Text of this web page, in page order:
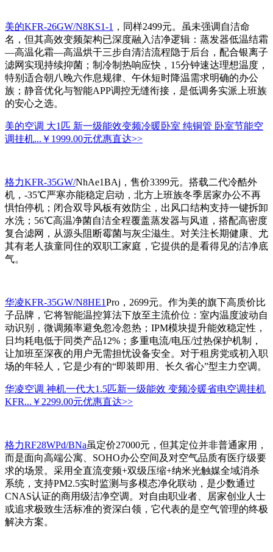
美的KFR-26GW/N8KS1-1 ，同样2499元。虽未强调自洁命
名，但其高效变频架构已深度融入洁净逻辑：蒸发器低温结霜
—高温化霜—高温烘干三步自清洁流程隐于后台，配合银离子
滤网实现持续抑菌；制冷制热响应快，15分钟速达理想温度，
特别适合朝八晚六作息规律、午休短时降温需求明确的办公
族；静音优化与智能APP调控无缝衔接，是低调务实派上班族
的安心之选。
美的空调 大1匹 新一级能效变频冷暖卧室 纯铜管 卧室节能空
调挂机... ￥1999.00元优惠直达>>
格力KFR-35GW/NhAe1BAj，售价3399元。搭载二代冷酷外
机，-35℃严寒亦能稳定启动，北方上班族冬季居家办公不再
惧怕停机；闭合双导风板有效防尘，出风口结构支持一键拆卸
水洗；56℃高温净菌自洁全程覆盖蒸发器与风道，搭配高密度
复合滤网，从源头阻断霉菌与灰尘滋生。对关注长期健康、尤
其有老人孩童同住的双职工家庭，它提供的是看得见的洁净底
气。
华凌KFR-35GW/N8HE1Pro，2699元。作为美的旗下高质价比
子品牌，它将智能温控算法下放至主流价位：室内温度波动自
动识别，微调频率避免忽冷忽热；IPM模块提升能效稳定性，
日均耗电低于同类产品12%；多重电流/电压/过热保护机制，
让加班至深夜的用户无需担忧设备安全。对于租房党或初入职
场的年轻人，它是少有的“即装即用、长久省心”型主力空调。
华凌空调 神机一代大1.5匹新一级能效 变频冷暖省电空调挂机
KFR... ￥2299.00元优惠直达>>
格力RF28WPd/BNa虽定价27000元，但其定位并非普通家用，
而是面向高端公寓、SOHO办公空间及对空气品质有医疗级要
求的场景。采用全直流变频+双级压缩+纳米光触媒全域消杀
系统，支持PM2.5实时监测与多模态净化联动，是少数通过
CNAS认证的商用级洁净空调。对自由职业者、居家创业人士
或追求极致生活标准的资深白领，它代表的是空气管理的终极
解决方案。